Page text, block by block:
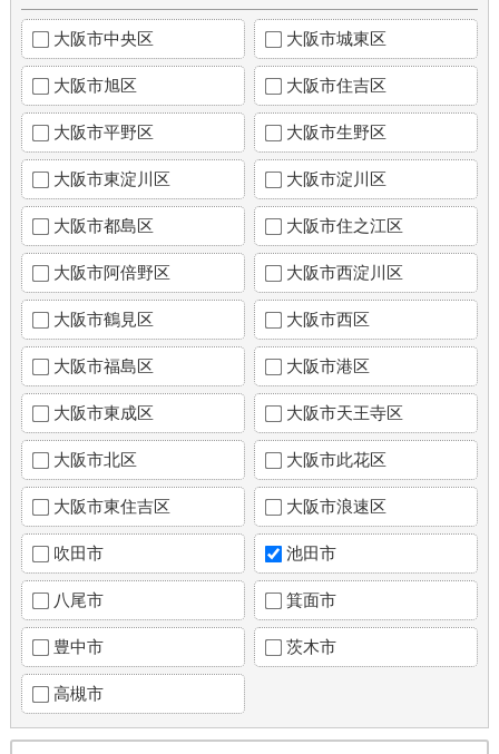
大阪市中央区 大阪市城東区
大阪市旭区 大阪市住吉区
大阪市平野区 大阪市生野区
大阪市東淀川区 大阪市淀川区
大阪市都島区 大阪市住之江区
大阪市阿倍野区 大阪市西淀川区
大阪市鶴見区 大阪市西区
大阪市福島区 大阪市港区
大阪市東成区 大阪市天王寺区
大阪市北区 大阪市此花区
大阪市東住吉区 大阪市浪速区
吹田市 池田市
八尾市 箕面市
豊中市 茨木市
高槻市